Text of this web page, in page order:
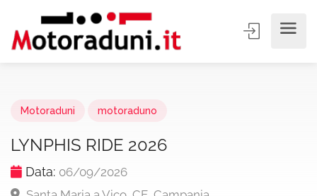
Motoraduni motoraduno
LYNPHIS RIDE 2026
Data: 06/09/2026